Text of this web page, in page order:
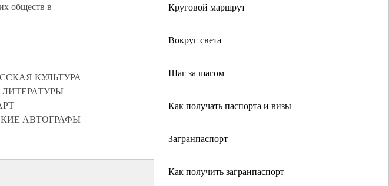
Круговой маршрут
Вокруг света
Шаг за шагом
Как получать паспорта и визы
Загранпаспорт
Как получить загранпаспорт
обществ в
КУЛЬТУРА
ЛИТЕРАТУРЫ
АВТОГРАФЫ